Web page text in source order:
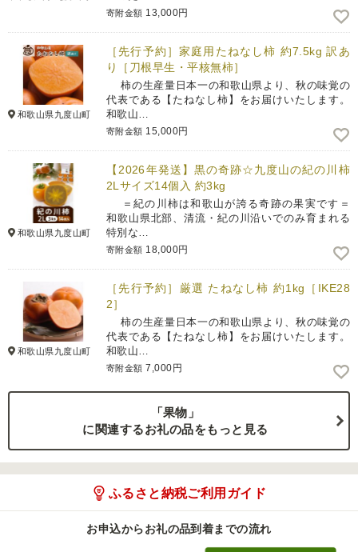
寄附金額 13,000円
和歌山県九度山町
［先行予約］家庭用たねなし柿 約7.5kg 訳あ
り［刀根早生・平核無柿］
柿の生産量日本一の和歌山県より、秋の味覚の
代表である【たねなし柿】をお届けいたします。
和歌山…
寄附金額 15,000円
和歌山県九度山町
【2026年発送】黒の奇跡☆九度山の紀の川柿
2Lサイズ14個入 約3kg
＝紀の川柿は和歌山が誇る奇跡の果実です＝
和歌山県北部、清流・紀の川沿いでのみ育まれる
特別な…
寄附金額 18,000円
和歌山県九度山町
［先行予約］厳選 たねなし柿 約1kg［IKE28
2］
柿の生産量日本一の和歌山県より、秋の味覚の
代表である【たねなし柿】をお届けいたします。
和歌山…
寄附金額 7,000円
「果物」
に関連するお礼の品をもっと見る
ふるさと納税ご利用ガイド
お申込からお礼の品到着までの流れ